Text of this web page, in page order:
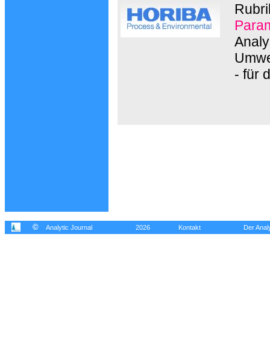
- für
© Analytic Journal 2026 Kontakt Der